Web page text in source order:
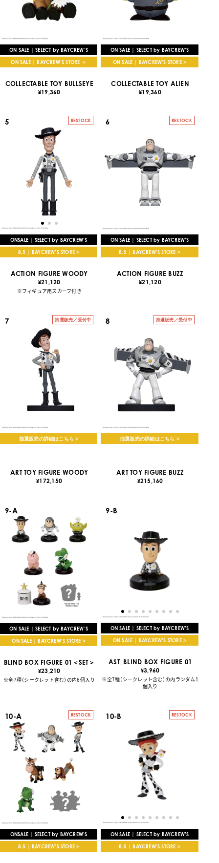
ON SALE | SELECT by BAYCREW’S
ON SALE | BAYCREW’S STORE ＞
COLLECTABLE TOY BULLSEYE
¥19,360
ON SALE | SELECT by BAYCREW’S
ON SALE | BAYCREW’S STORE >
COLLECTABLE TOY ALIEN
¥19,360
5 RESTOCK
ONSALE | SELECT by BAYCREW’S
8.5 | BAYCREW’S STORE >
ACTION FIGURE WOODY
¥21,120
※フィギュア用スカーフ付き
6 RESTOCK
ON SALE | SELECT by BAYCREW’S
8.5 | BAYCREW’S STORE >
ACTION FIGURE BUZZ
¥21,120
7 抽選販売／受付中
抽選販売の詳細はこちら >
ART TOY FIGURE WOODY
¥172,150
8 抽選販売／受付中
抽選販売の詳細はこちら >
ART TOY FIGURE BUZZ
¥215,160
9-A
ON SALE | SELECT by BAYCREW’S
ON SALE | BAYCREW’S STORE >
BLIND BOX FIGURE 01＜SET＞
¥23,210
※全7種（シークレット含む）の内6個入り
9-B
ON SALE | SELECT by BAYCREW’S
ON SALE | BAYCREW’S STORE >
AST_BLIND BOX FIGURE 01
¥3,960
※全7種（シークレット含む）の内ランダム1
個入り
10-A RESTOCK
ONSALE | SELECT by BAYCREW’S
8.5 | BAYCREW’S STORE >
10-B RESTOCK
ON SALE | SELECT by BAYCREW’S
8.5 | BAYCREW’S STORE >